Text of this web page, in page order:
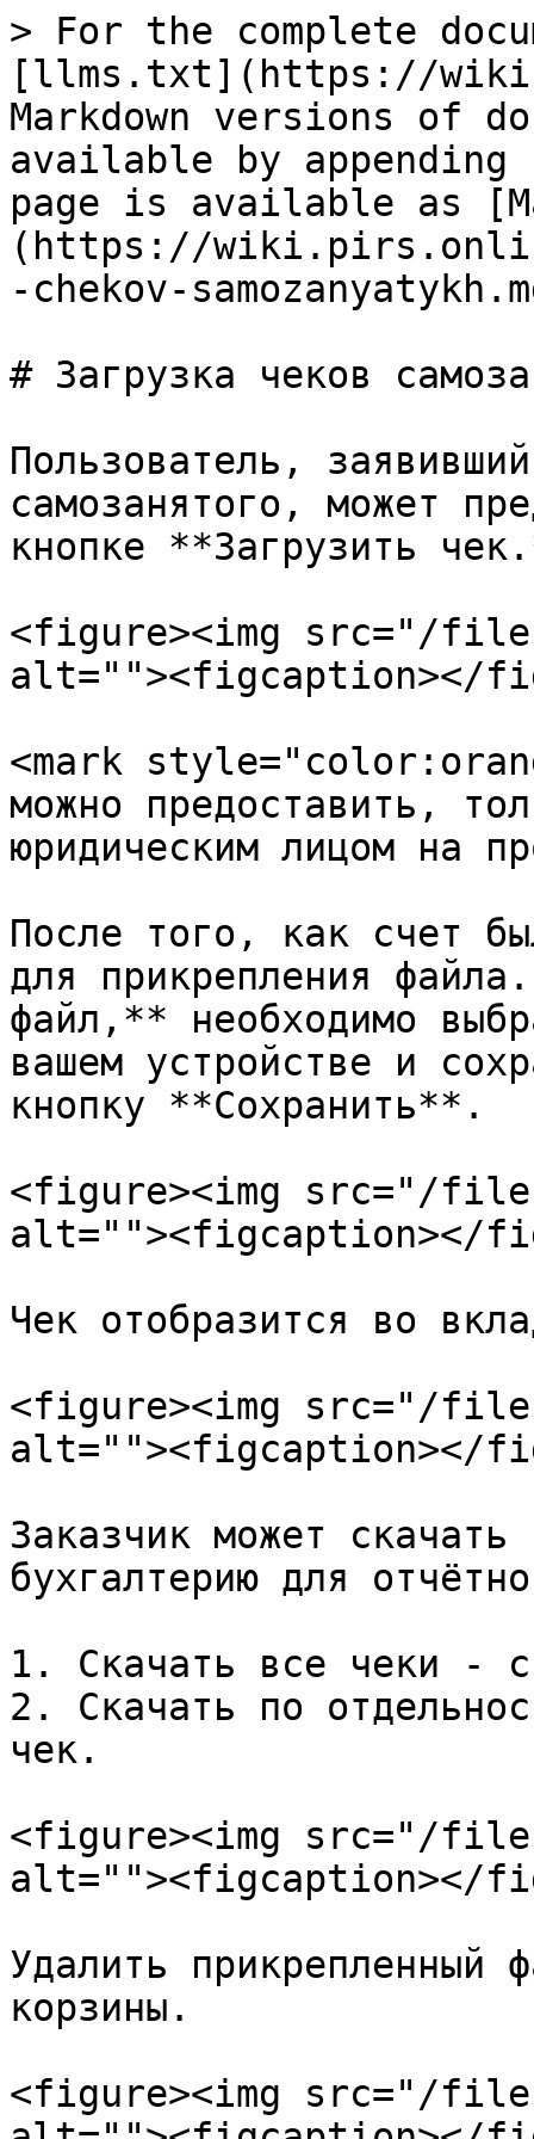
> For the complete
[llms.txt](https://
Markdown versions of
available by
page is available as
(https://
-chekov-
# Загрузка чеков
Пользователь,
самозанятого, может
кнопке **Загрузить
<figure><img src="/files/
alt=""><figcaption></
<mark
можно предоставить,
юридическим лицом на
После того, как счет
для прикрепления
файл,** необходимо
вашем устройстве и
кнопку **Сохранить**.
<figure><img src="/files/
alt=""><figcaption></
Чек отобразится во
<figure><img src="/
alt=""><figcaption></
Заказчик может
бухгалтерию для
1. Скачать все чеки -
2. Скачать по
чек.
<figure><img src="/
alt=""><figcaption></
Удалить прикрепленный
корзины.
<figure><img src="/files/